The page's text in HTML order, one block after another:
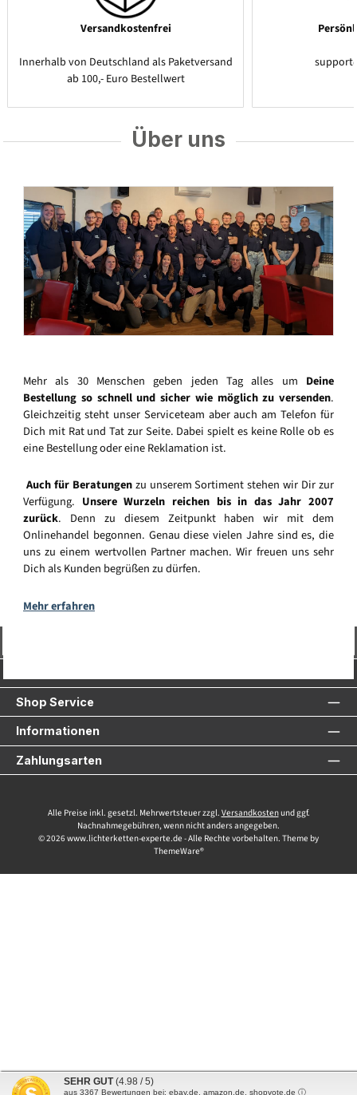
Versandkostenfrei
Innerhalb von Deutschland als Paketversand
ab 100,- Euro Bestellwert
Über uns
Mehr als 30 Menschen geben jeden Tag alles um Deine
Bestellung so schnell und sicher wie möglich zu versenden.
Gleichzeitig steht unser Serviceteam aber auch am Telefon für
Dich mit Rat und Tat zur Seite. Dabei spielt es keine Rolle ob es
eine Bestellung oder eine Reklamation ist.
Auch für Beratungenzu unserem Sortiment stehen wir Dir zur
Verfügung. Unsere Wurzeln reichen bis in das Jahr 2007
zurück. Denn zu diesem Zeitpunkt haben wir mit dem
Onlinehandel begonnen. Genau diese vielen Jahre sind es, die
uns zu einem wertvollen Partner machen. Wir freuen uns sehr
Dich als Kunden begrüßen zu dürfen.
Mehr erfahren
Shop Service
Informationen
Zahlungsarten
Alle Preise inkl. gesetzl. Mehrwertsteuer zzgl. Versandkostenund ggf.
Nachnahmegebühren, wenn nicht anders angegeben.
© 2026 www.lichterketten-experte.de - Alle Rechte vorbehalten. Theme by
ThemeWare®
SEHR GUT (4.98 / 5)
aus 3367 Bewertungen bei: ebay.de, amazon.de, shopvote.de ⓘ